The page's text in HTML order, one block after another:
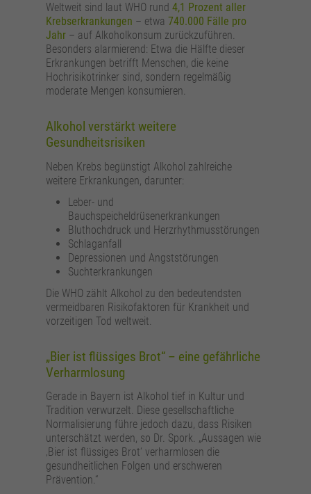
Weltweit sind laut WHO rund4,1 Prozent aller
Krebserkrankungen – etwa740.000 Fälle pro
Jahr – auf Alkoholkonsum zurückzuführen.
Besonders alarmierend: Etwa die Hälfte dieser
Erkrankungen betrifft Menschen, die keine
Hochrisikotrinker sind, sondern regelmäßig
moderate Mengen konsumieren.
Alkohol verstärkt weitere
Gesundheitsrisiken
Neben Krebs begünstigt Alkohol zahlreiche
weitere Erkrankungen, darunter:
Leber- und
Bauchspeicheldrüsenerkrankungen
Bluthochdruck und Herzrhythmusstörungen
Schlaganfall
Depressionen und Angststörungen
Suchterkrankungen
Die WHO zählt Alkohol zu den bedeutendsten
vermeidbaren Risikofaktoren für Krankheit und
vorzeitigen Tod weltweit.
„Bier ist flüssiges Brot“ – eine gefährliche
Verharmlosung
Gerade in Bayern ist Alkohol tief in Kultur und
Tradition verwurzelt. Diese gesellschaftliche
Normalisierung führe jedoch dazu, dass Risiken
unterschätzt werden, so Dr. Spork. „Aussagen wie
‚Bier ist flüssiges Brot‘ verharmlosen die
gesundheitlichen Folgen und erschweren
Prävention.“